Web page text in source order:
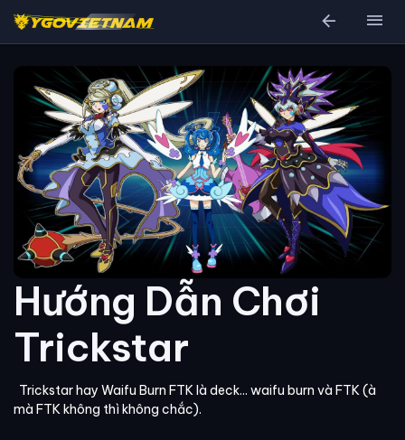
arrow_back menu
Hướng Dẫn Chơi
Trickstar
Trickstar hay Waifu Burn FTK là deck... waifu burn và FTK (à
mà FTK không thì không chắc).